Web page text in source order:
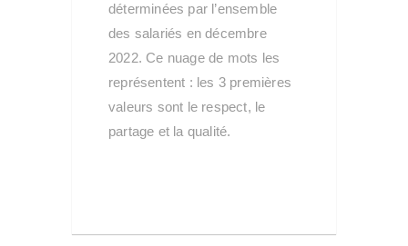
déterminées par l’ensemble
des salariés en décembre
2022. Ce nuage de mots les
représentent : les 3 premières
valeurs sont le respect, le
partage et la qualité.